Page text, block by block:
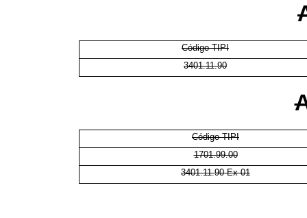
Código TIPI
3401.11.90
Código TIPI
1701.99.00
3401.11.90 Ex 01